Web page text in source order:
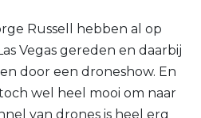
Russell hebben al op
Vegas gereden en daarbij
door een droneshow. En
wel heel mooi om naar
van drones is heel erg